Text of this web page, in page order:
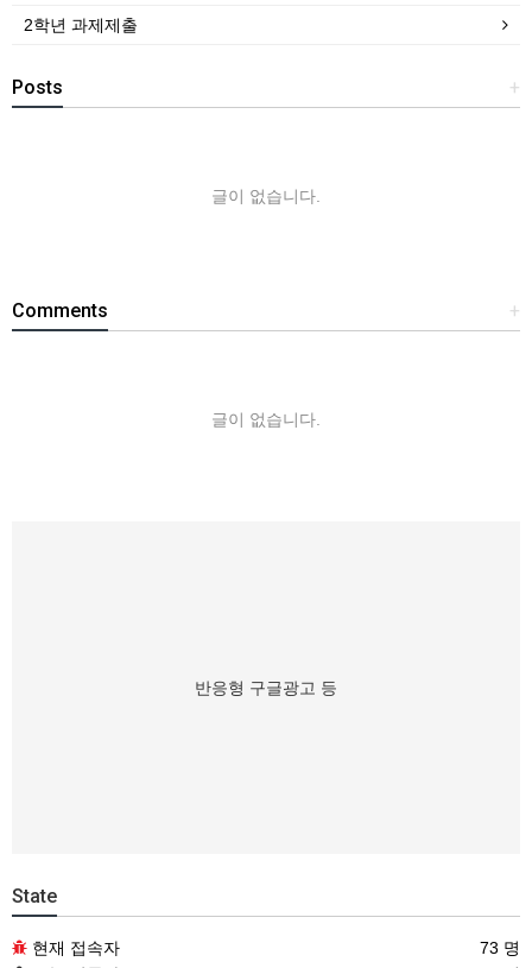
2학년 과제제출
+
Posts
글이 없습니다.
+
Comments
글이 없습니다.
반응형 구글광고 등
State
현재 접속자
73 명